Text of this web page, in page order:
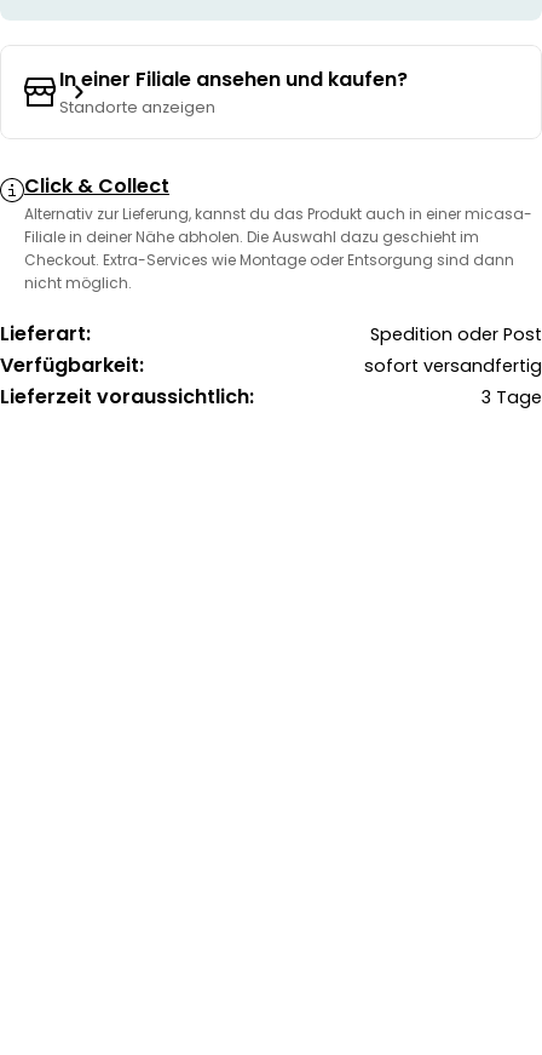
In einer Filiale ansehen und kaufen?
Standorte anzeigen
Click & Collect
Alternativ zur Lieferung, kannst du das Produkt auch in einer micasa-
Filiale in deiner Nähe abholen. Die Auswahl dazu geschieht im
Checkout. Extra-Services wie Montage oder Entsorgung sind dann
nicht möglich.
Lieferart: Spedition oder Post
Verfügbarkeit: sofort versandfertig
Lieferzeit voraussichtlich: 3 Tage